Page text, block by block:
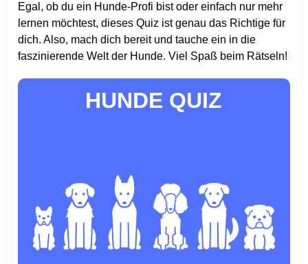
Egal, ob du ein Hunde-Profi bist oder einfach nur mehr
lernen möchtest, dieses Quiz ist genau das Richtige für
dich. Also, mach dich bereit und tauche ein in die
faszinierende Welt der Hunde. Viel Spaß beim Rätseln!
HUNDE QUIZ